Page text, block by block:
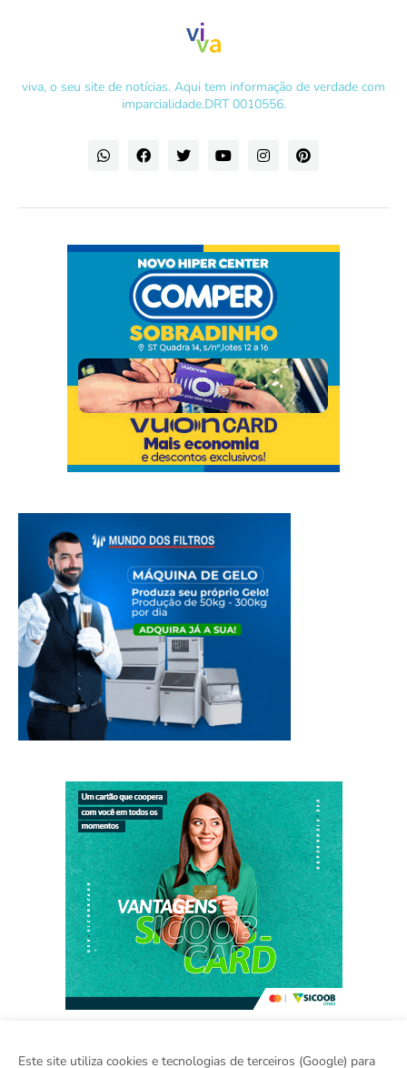
viva, o seu site de notícias. Aqui tem informação de verdade com
imparcialidade.DRT 0010556.
Este site utiliza cookies e tecnologias de terceiros (Google) para